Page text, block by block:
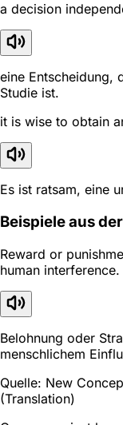
a decision
eine Entscheidung,
Studie ist.
it is wise to obtain
Es ist ratsam, eine
Beispiele aus
Reward or
human interference.
Belohnung oder
menschlichem
Quelle: New
(Translation)